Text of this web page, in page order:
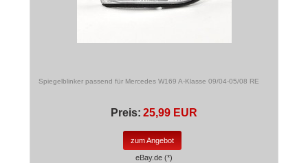
Spiegelblinker passend für Mercedes W169 A-Klasse 09/04-05/08 RE
Preis: 25,99 EUR
zum Angebot
eBay.de (*)